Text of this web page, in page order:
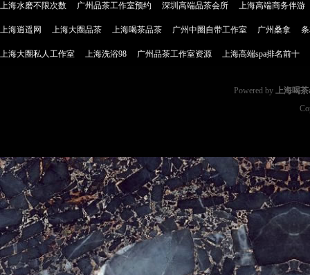
上海水磨不限次数 广州品茶工作室预约 深圳高端品茶会所 上海高端商务伴游
上海逍遥网 上海大圈品茶 上海喝茶品茶 广州中圈自带工作室 广州桑拿
上海大圈私人工作室 上海洗浴98 广州品茶工作室资源 上海高端spa排名前十
Powered by 上海喝